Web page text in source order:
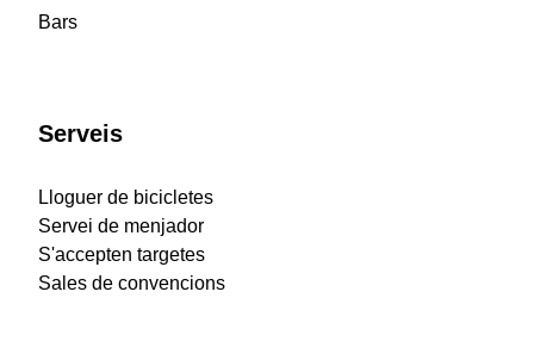
Bars
Serveis
Lloguer de bicicletes
Servei de menjador
S'accepten targetes
Sales de convencions